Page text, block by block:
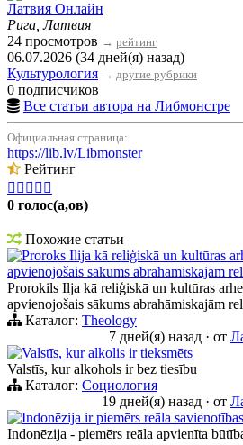
Латвия Онлайн
Рига, Латвия
24 просмотров → рейтинг
06.07.2026 (34 дней(я) назад)
Культурология → другие рубрики
0 подписчиков
Все статьи автора на Либмонстре
Официальная страница:
https://lib.lv/Libmonster
Рейтинг
    
0 голос(а,ов)
Похожие статьи
Proroks Ilija kā reliģiskā un kultūras
apvienojošais sākums abrahāmiskajām
Prorokils Ilja kā reliģiskā un kultūras
apvienojošais sākums abrahāmiskajām
Каталог: Theology
7 дней(я) назад · от
Valstīs, kur alkolis ir tieksmēts
Valstīs, kur alkohols ir bez tiesību
Каталог: Социология
19 дней(я) назад · от
Indonēzija ir piemērs reāla
Indonēzija - piemērs reāla apvienīta